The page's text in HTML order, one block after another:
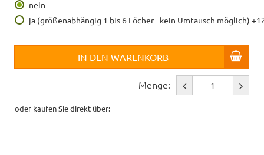
nein
ja (größenabhängig 1 bis 6 Löcher - kein Umtausch möglich)
IN DEN WARENKORB
Menge:
oder kaufen Sie direkt über: